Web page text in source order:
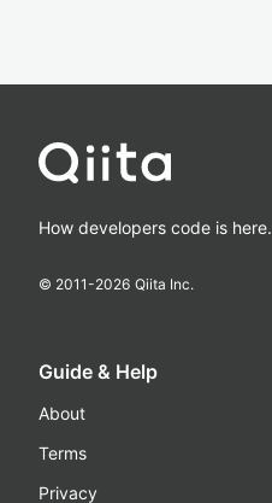
How developers code is here.
© 2011-2026 Qiita Inc.
Guide & Help
About
Terms
Privacy